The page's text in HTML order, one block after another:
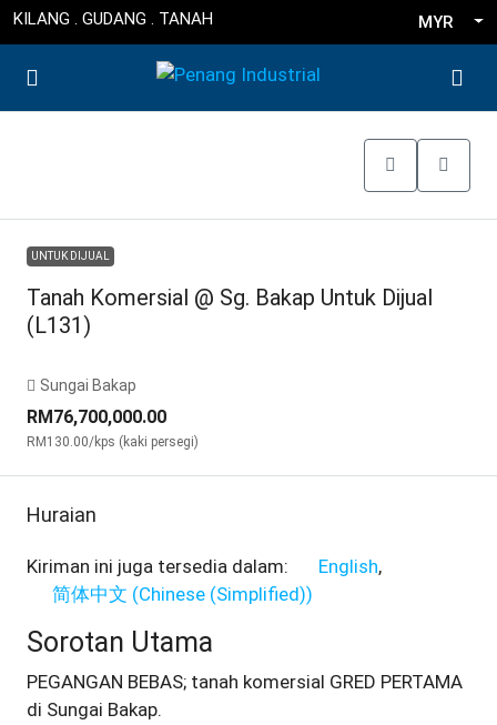
KILANG . GUDANG . TANAH MYR
UNTUK DIJUAL
Tanah Komersial @ Sg. Bakap Untuk Dijual
(L131)
Sungai Bakap
RM76,700,000.00
RM130.00/kps (kaki persegi)
Huraian
Kiriman ini juga tersedia dalam:
English
简体中文 (Chinese (Simplified))
Sorotan Utama
PEGANGAN BEBAS; tanah komersial GRED PERTAMA
di Sungai Bakap.